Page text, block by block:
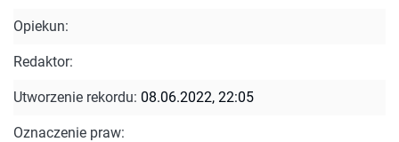
Opiekun:
Redaktor:
Utworzenie rekordu: 08.06.2022, 22:05
Oznaczenie praw: